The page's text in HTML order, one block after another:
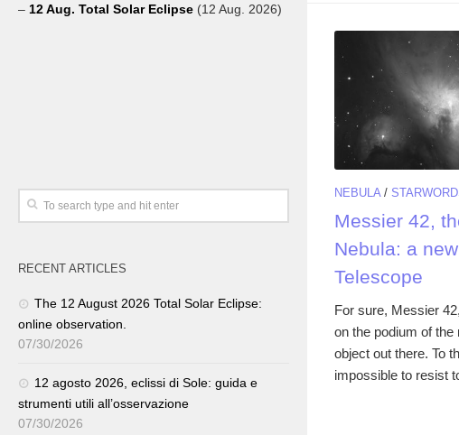
NEBULA /
Messier 42,
Nebula: a
Telescope
For sure, Messier
on the podium of
object out there. To
impossible to resist
– 12 Aug. Total Solar Eclipse (12 Aug. 2026)
RECENT ARTICLES
The 12 August 2026 Total Solar Eclipse:
online observation.
07/30/2026
12 agosto 2026, eclissi di Sole: guida e
strumenti utili all’osservazione
07/30/2026